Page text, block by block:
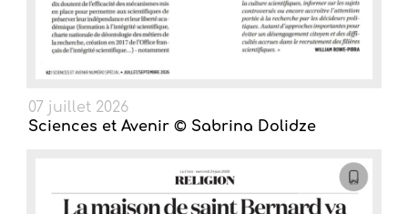
07 juillet 2026
Sciences et Avenir © Sabrina Dolidze